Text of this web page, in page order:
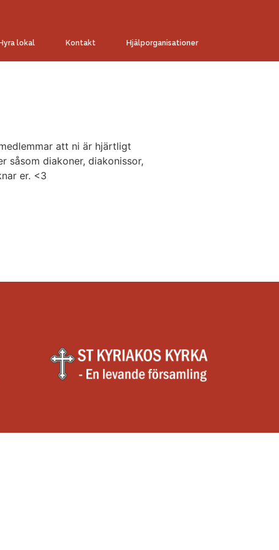
Hyra lokal Kontakt Hjälporganisationer
att ni är hjärtligt
såsom diakoner, diakonissor,
er. <3